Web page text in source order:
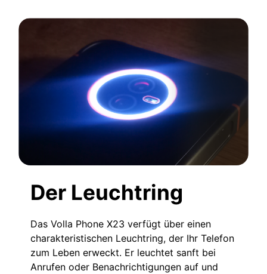
Der Leuchtring
Das Volla Phone X23 verfügt über einen
charakteristischen Leuchtring, der Ihr Telefon
zum Leben erweckt. Er leuchtet sanft bei
Anrufen oder Benachrichtigungen auf und